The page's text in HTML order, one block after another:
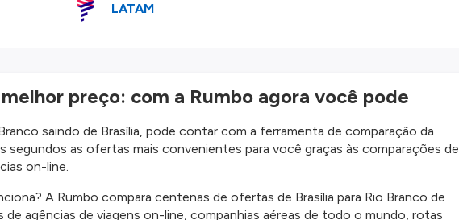
LATAM
preço: com a Rumbo agora você pode
saindo de Brasília, pode contar com a ferramenta de comparação da
segundos as ofertas mais convenientes para você graças às comparações de
on-line.
A Rumbo compara centenas de ofertas de Brasília para Rio Branco de
agências de viagens on-line, companhias aéreas de todo o mundo, rotas